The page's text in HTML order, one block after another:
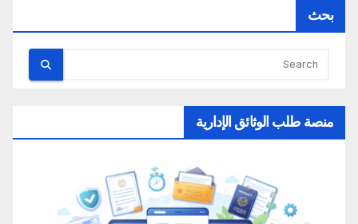
بحث
منصة طلب الوثائق الإدارية